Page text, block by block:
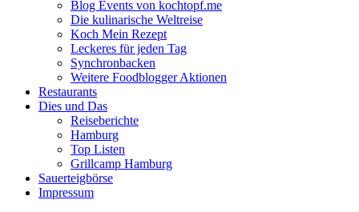
Blog Events von kochtopf.me
Die kulinarische Weltreise
Koch Mein Rezept
Leckeres für jeden Tag
Synchronbacken
Weitere Foodblogger Aktionen
Restaurants
Dies und Das
Reiseberichte
Hamburg
Top Listen
Grillcamp Hamburg
Sauerteigbörse
Impressum